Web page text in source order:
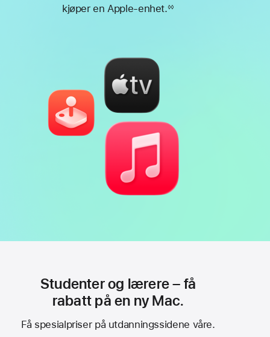
kjøper en Apple-enhet.◊◊
Studenter og lærere – få
rabatt på en ny Mac.
Få spesialpriser på utdanningssidene våre.